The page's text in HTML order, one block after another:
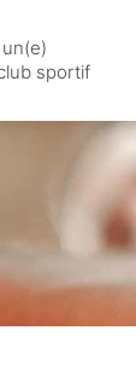
sportif